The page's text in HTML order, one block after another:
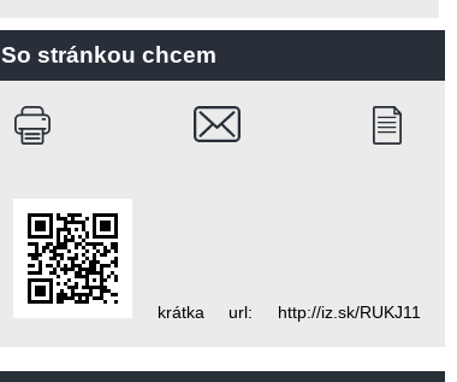
So stránkou chcem
krátka url: http://iz.sk/RUKJ11